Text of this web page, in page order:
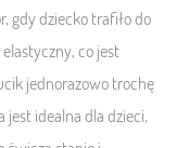
gdy dziecko trafiło do
co jest
jednorazowo trochę
jest idealna dla dzieci,